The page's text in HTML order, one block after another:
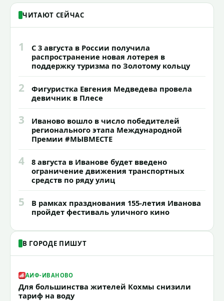
ЧИТАЮТ СЕЙЧАС
1
С 3 августа в России получила
распространение новая лотерея в
поддержку туризма по Золотому кольцу
2
Фигуристка Евгения Медведева провела
девичник в Плесе
3
Иваново вошло в число победителей
регионального этапа Международной
Премии #МЫВМЕСТЕ
4
8 августа в Иванове будет введено
ограничение движения транспортных
средств по ряду улиц
5
В рамках празднования 155-летия Иванова
пройдет фестиваль уличного кино
В ГОРОДЕ ПИШУТ
АИФ-ИВАНОВО
Для большинства жителей Кохмы снизили
тариф на воду